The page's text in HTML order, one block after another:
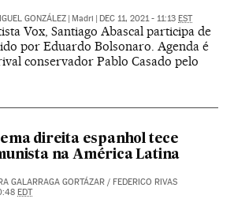
GONZÁLEZ Madri DEC 11, 2021 - 11:13 EST
Vox, Santiago Abascal participa de
por Eduardo Bolsonaro. Agenda é
conservador Pablo Casado pelo
direita espanhol tece
na América Latina
GALARRAGA GORTÁZAR / FEDERICO RIVAS
EDT